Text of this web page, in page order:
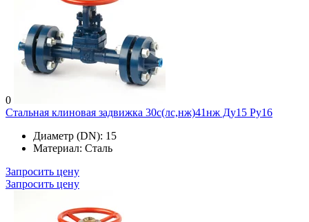
0
Стальная клиновая задвижка 30с(лс,нж)41нж Ду15 Ру16
Диаметр (DN): 15
Материал: Сталь
Запросить цену
Запросить цену